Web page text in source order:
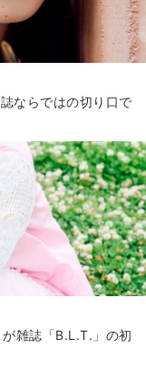
ならではの切り口で
雑誌「B.L.T.」の初